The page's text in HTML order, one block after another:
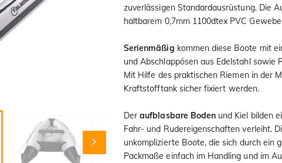
zuverlässigen Standardausrüstung. Die
haltbarem 0,7mm 1100dtex PVC
Serienmäßig kommen diese Boote mit
und Abschlappösen aus Edelstahl sowie
Mit Hilfe des praktischen Riemen in der
Kraftstofftank sicher fixiert werden.
Deraufblasbare Boden und Kiel bilden
Fahr- und Rudereigenschaften verleiht.
unkomplizierte Boote, die sich durch ein
Packmaße einfach im Handling und im